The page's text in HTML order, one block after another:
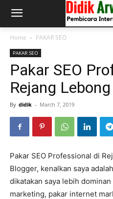
Home PAKAR SEO
PAKAR SEO
Pakar SEO
Rejang Lebong
By didik - March 7, 2019
Pakar SEO Professional di
Blogger, kenalkan saya
dikatakan saya lebih
marketing, pakar internet